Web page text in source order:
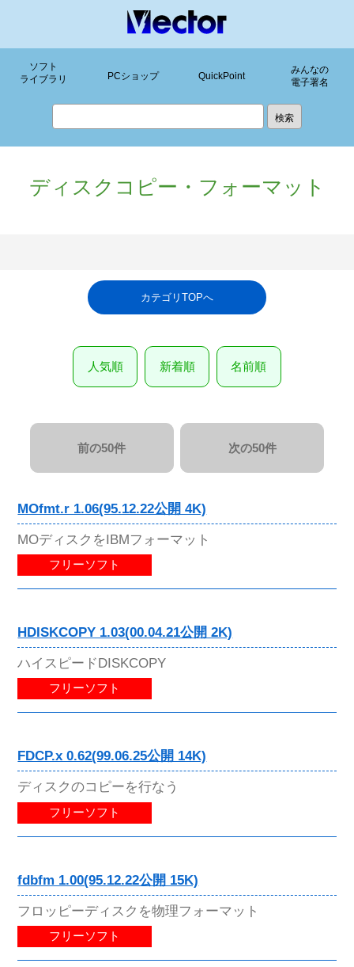
ソフト
ライブラリ
PCショップ QuickPoint
みんなの
電子署名
ディスクコピー・フォーマット
カテゴリTOPへ
人気順 新着順 名前順
前の50件 次の50件
MOfmt.r 1.06(95.12.22公開 4K)
MOディスクをIBMフォーマット
フリーソフト
HDISKCOPY 1.03(00.04.21公開 2K)
ハイスピードDISKCOPY
フリーソフト
FDCP.x 0.62(99.06.25公開 14K)
ディスクのコピーを行なう
フリーソフト
fdbfm 1.00(95.12.22公開 15K)
フロッピーディスクを物理フォーマット
フリーソフト